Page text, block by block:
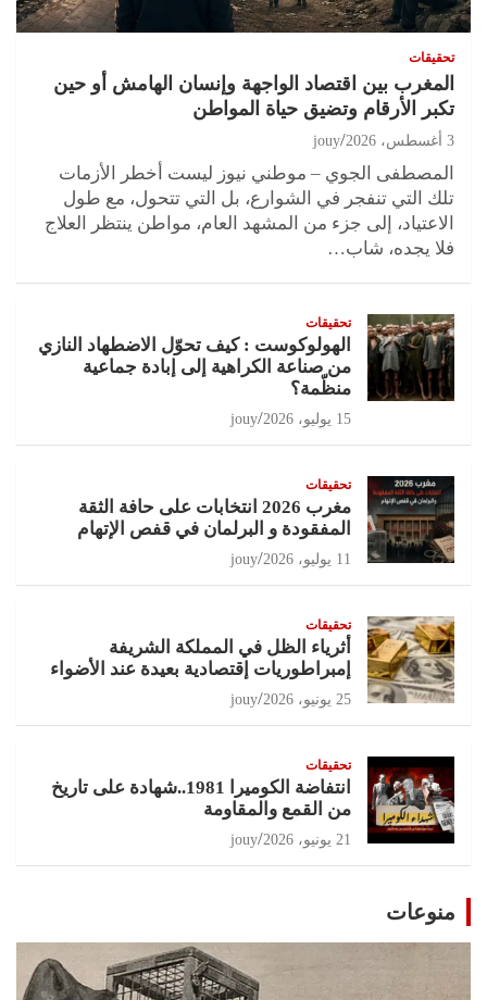
تحقيقات
المغرب بين اقتصاد الواجهة وإنسان الهامش أو حين
تكبر الأرقام وتضيق حياة المواطن
3 أغسطس، 2026 jouy
المصطفى الجوي – موطني نيوز ليست أخطر الأزمات
تلك التي تنفجر في الشوارع، بل التي تتحول، مع طول
الاعتياد، إلى جزء من المشهد العام، مواطن ينتظر العلاج
فلا يجده، شاب…
تحقيقات
الهولوكوست : كيف تحوّل الاضطهاد النازي
من صناعة الكراهية إلى إبادة جماعية
منظّمة؟
15 يوليو، 2026 jouy
تحقيقات
مغرب 2026 انتخابات على حافة الثقة
المفقودة و البرلمان في قفص الإتهام
11 يوليو، 2026 jouy
تحقيقات
أثرياء الظل في المملكة الشريفة
إمبراطوريات إقتصادية بعيدة عند الأضواء
25 يونيو، 2026 jouy
تحقيقات
انتفاضة الكوميرا 1981..شهادة على تاريخ
من القمع والمقاومة
21 يونيو، 2026 jouy
منوعات